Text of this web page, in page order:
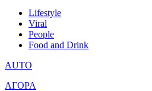
Lifestyle
Viral
People
Food and Drink
AUTO
ΑΓΟΡΑ